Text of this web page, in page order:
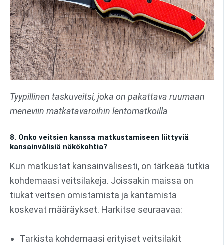
Tyypillinen taskuveitsi, joka on pakattava ruumaan
meneviin matkatavaroihin lentomatkoilla
8. Onko veitsien kanssa matkustamiseen liittyviä
kansainvälisiä näkökohtia?
Kun matkustat kansainvälisesti, on tärkeää tutkia
kohdemaasi veitsilakeja. Joissakin maissa on
tiukat veitsen omistamista ja kantamista
koskevat määräykset. Harkitse seuraavaa:
Tarkista kohdemaasi erityiset veitsilakit